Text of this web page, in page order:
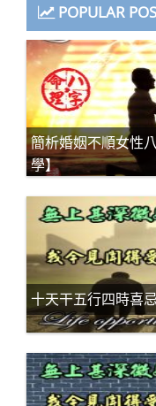
POPULAR
簡析婚姻不順女性
學】
十天干五行四時喜忌